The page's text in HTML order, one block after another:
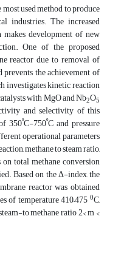
used method to produce
industries. The increased
development of new
One of the proposed
reactor due to removal of
the achievement of
investigates kinetic reaction
with MgO and Nb2O5
and selectivity of this
350ºC-750ºC and pressure
operational parameters
methane to steam ratio,
on total methane conversion
Based on the Δ-index, the
reactor was obtained
of temperature 410–475 0C,
to methane ratio 2< m <